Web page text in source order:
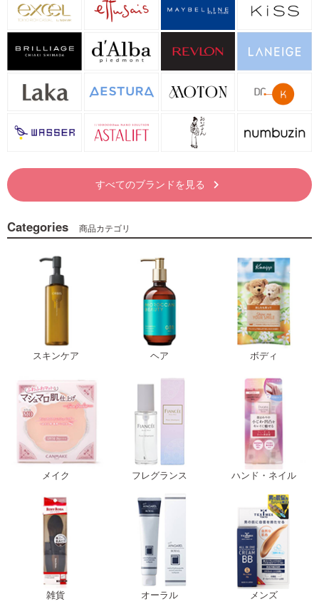
すべてのブランドを見る keyboard_arrow_right
Categories 商品カテゴリ
スキンケア ヘア ボディ
メイク フレグランス ハンド・ネイル
雑貨 オーラル メンズ